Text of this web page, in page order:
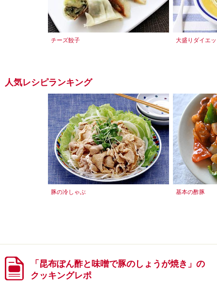
チーズ餃子 大盛りダイエ
人気レシピランキング
豚の冷しゃぶ 基本の酢豚
「昆布ぽん酢と味噌で豚のしょうが焼き」の
クッキングレポ